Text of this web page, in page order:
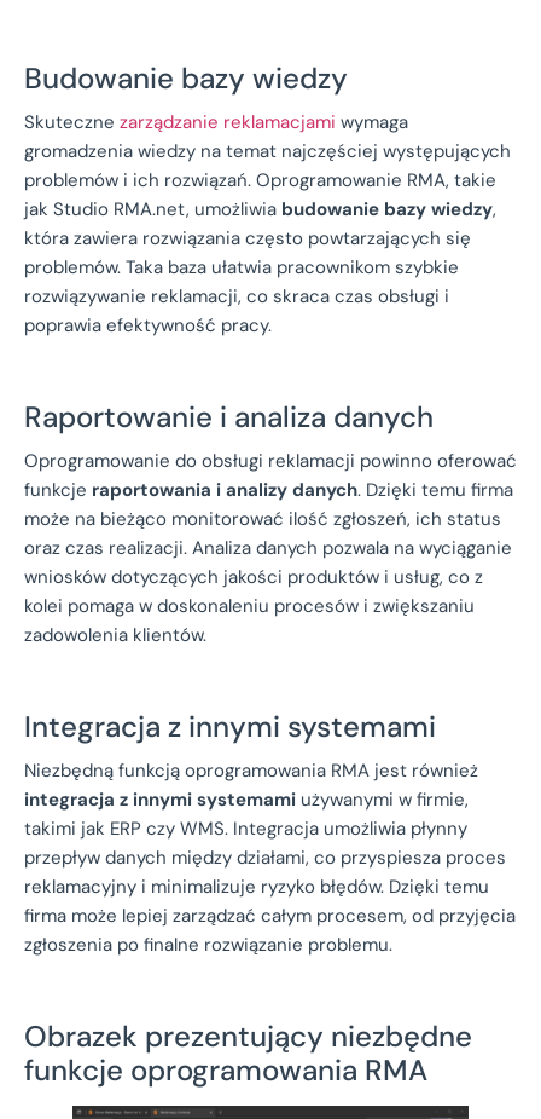
Budowanie bazy wiedzy
Skuteczne zarządzanie reklamacjami wymaga
gromadzenia wiedzy na temat najczęściej występujących
problemów i ich rozwiązań. Oprogramowanie RMA, takie
jak Studio RMA.net, umożliwia budowanie bazy wiedzy,
która zawiera rozwiązania często powtarzających się
problemów. Taka baza ułatwia pracownikom szybkie
rozwiązywanie reklamacji, co skraca czas obsługi i
poprawia efektywność pracy.
Raportowanie i analiza danych
Oprogramowanie do obsługi reklamacji powinno oferować
funkcje raportowania i analizy danych. Dzięki temu firma
może na bieżąco monitorować ilość zgłoszeń, ich status
oraz czas realizacji. Analiza danych pozwala na wyciąganie
wniosków dotyczących jakości produktów i usług, co z
kolei pomaga w doskonaleniu procesów i zwiększaniu
zadowolenia klientów.
Integracja z innymi systemami
Niezbędną funkcją oprogramowania RMA jest również
integracja z innymi systemami używanymi w firmie,
takimi jak ERP czy WMS. Integracja umożliwia płynny
przepływ danych między działami, co przyspiesza proces
reklamacyjny i minimalizuje ryzyko błędów. Dzięki temu
firma może lepiej zarządzać całym procesem, od przyjęcia
zgłoszenia po finalne rozwiązanie problemu.
Obrazek prezentujący niezbędne
funkcje oprogramowania RMA